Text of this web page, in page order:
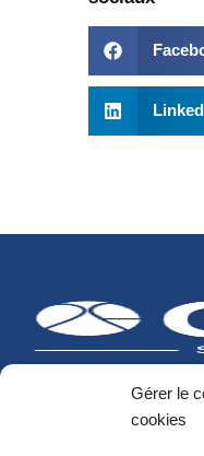
Gérer le
cookies